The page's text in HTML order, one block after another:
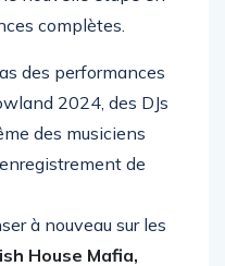
nouvelle étape en
des performances
2024, des DJs
des musiciens
de
à nouveau sur les